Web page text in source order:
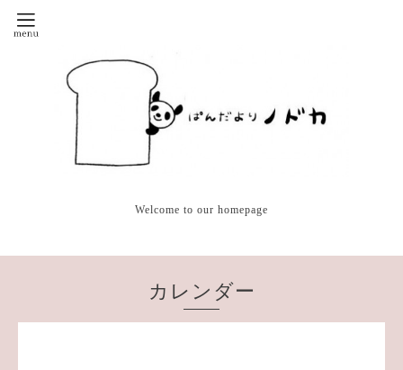
Welcome to our homepage
カレンダー